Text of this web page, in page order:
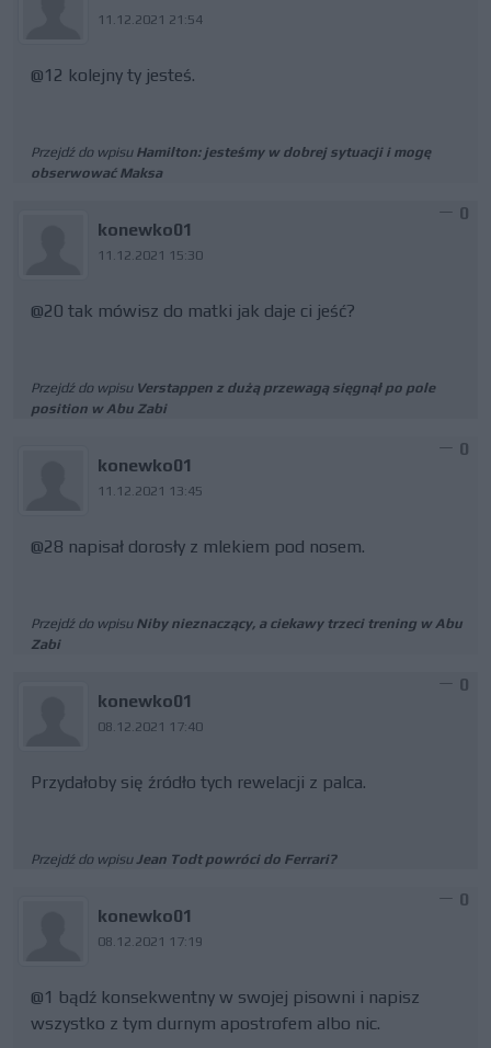
11.12.2021 21:54
@12 kolejny ty jesteś.
Przejdź do wpisu Hamilton: jesteśmy w dobrej sytuacji i mogę
obserwować Maksa
konewko01
11.12.2021 15:30
0
@20 tak mówisz do matki jak daje ci jeść?
Przejdź do wpisu Verstappen z dużą przewagą sięgnął po pole
position w Abu Zabi
konewko01
11.12.2021 13:45
0
@28 napisał dorosły z mlekiem pod nosem.
Przejdź do wpisu Niby nieznaczący, a ciekawy trzeci trening w Abu
Zabi
konewko01
08.12.2021 17:40
0
Przydałoby się źródło tych rewelacji z palca.
Przejdź do wpisuJean Todt powróci do Ferrari?
konewko01
08.12.2021 17:19
0
@1 bądź konsekwentny w swojej pisowni i napisz
wszystko z tym durnym apostrofem albo nic.